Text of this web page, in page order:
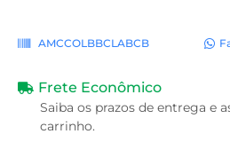
AMCCOLBBCLABCB
Frete Econômico
Saiba os prazos de entrega e
carrinho.